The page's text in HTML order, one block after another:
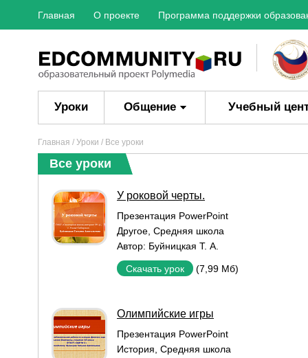
Главная О проекте Программа поддержки
Уроки Общение Учебный
Главная / Уроки / Все уроки
Все уроки
У роковой черты.
Презентация PowerPoint
Другое Средняя школа
Автор: Буйницкая Т. А.
Скачать урок (7,99 Мб)
Олимпийские игры
Презентация PowerPoint
История Средняя школа